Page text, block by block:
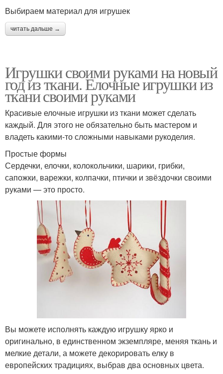
Выбираем материал для игрушек
читать дальше →
Игрушки своими руками на новый
год из ткани. Елочные игрушки из
ткани своими руками
Красивые елочные игрушки из ткани может сделать
каждый. Для этого не обязательно быть мастером и
владеть какими-то сложными навыками рукоделия.
Простые формы
Сердечки, елочки, колокольчики, шарики, грибки,
сапожки, варежки, колпачки, птички и звёздочки своими
руками — это просто.
Вы можете исполнять каждую игрушку ярко и
оригинально, в единственном экземпляре, меняя ткань и
мелкие детали, а можете декорировать елку в
европейских традициях, выбрав два основных цвета.